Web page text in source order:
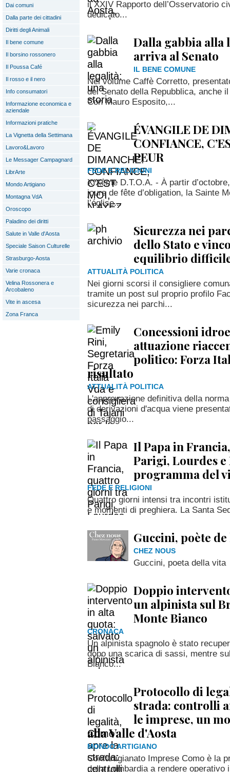
Dai comuni
Dalla parte dei cittadini
Diritti degli Animali
Il bene comune
Il borsino rossonero
Il Poussa Café
Il rosso e il nero
Info consumatori
Informazione economica e
aziendale
Informazioni pratiche
La Vignetta della Settimana
Lavoro&Lavoro
Le Messager Campagnard
LibrArte
Mondo Artigiano
Montagna VdA
Oroscopo
Paladino dei diritti
Salute in Valle d'Aosta
Speciale Saison Culturelle
Strasburgo-Aosta
Varie cronaca
Velina Rossonera e
Arcobaleno
Vite in ascesa
Zona Franca
il XXIV Rapporto dell’Osservatorio
dedicato...
Dalla gabbia alla
arriva al Senato
IL BENE COMUNE
Nel volume Caffè Corretto,
del Senato della Repubblica, anche
Con Mauro Esposito,...
ÉVANGILE DE
CONFIANCE,
PEUR
FEDE E RELIGIONI
XIXème D.T.O.A. - À partir
jours de fête d’obligation, la Sainte
l’église...
Sicurezza nei
dello Stato e
equilibrio
ATTUALITÀ POLITICA
Nei giorni scorsi il consigliere
tramite un post sul proprio profilo
sicurezza nei parchi...
Concessioni
attuazione
politico: Forza
risultato
ATTUALITÀ POLITICA
L'approvazione definitiva della
di derivazioni d'acqua viene
passaggio...
Il Papa in
Parigi, Lourdes
programma del
FEDE E RELIGIONI
Quattro giorni intensi tra incontri
e momenti di preghiera. La Santa
Guccini, poète de
CHEZ NOUS
Guccini, poeta della vita
Doppio
un alpinista sul
Monte Bianco
CRONACA
Un alpinista spagnolo è stato
dopo una scarica di sassi, mentre
Bianco...
Protocollo di
strada: controlli
le imprese, un
alla Valle d'Aosta
MONDO ARTIGIANO
Confartigianato Imprese Como è la
della Lombardia a rendere operativo